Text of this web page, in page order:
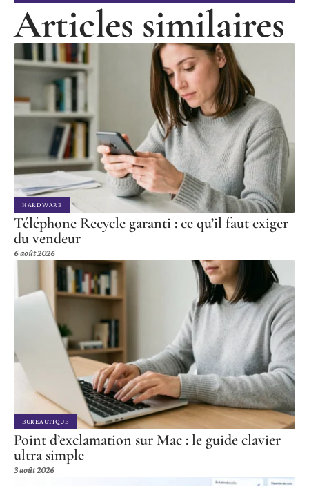
Articles similaires
HARDWARE
Téléphone Recycle garanti : ce qu’il faut exiger
du vendeur
6 août 2026
BUREAUTIQUE
Point d’exclamation sur Mac : le guide clavier
ultra simple
3 août 2026